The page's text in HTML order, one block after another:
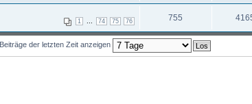
1 74 75 76 755
Beiträge der letzten Zeit anzeigen